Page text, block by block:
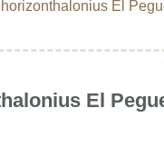
El
El